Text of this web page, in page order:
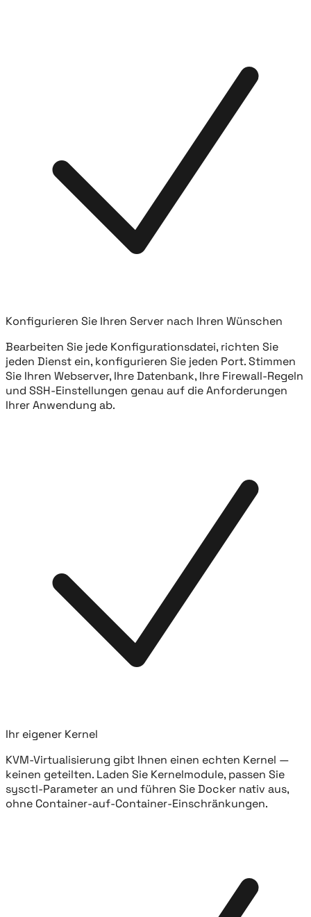
Konfigurieren Sie Ihren Server nach Ihren Wünschen
Bearbeiten Sie jede Konfigurationsdatei, richten Sie
jeden Dienst ein, konfigurieren Sie jeden Port. Stimmen
Sie Ihren Webserver, Ihre Datenbank, Ihre Firewall-Regeln
und SSH-Einstellungen genau auf die Anforderungen
Ihrer Anwendung ab.
Ihr eigener Kernel
KVM-Virtualisierung gibt Ihnen einen echten Kernel —
keinen geteilten. Laden Sie Kernelmodule, passen Sie
sysctl-Parameter an und führen Sie Docker nativ aus,
ohne Container-auf-Container-Einschränkungen.